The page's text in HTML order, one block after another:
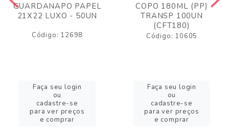
GUARDANAPO PAPEL
21X22 LUXO - 50UN
Código: 12698
Faça seu login
ou
cadastre-se
para ver preços
e comprar
COPO 180ML (PP)
TRANSP 100UN
(CFT180)
Código: 10605
Faça seu login
ou
cadastre-se
para ver preços
e comprar